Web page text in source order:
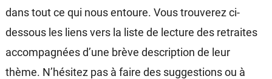
dans tout ce qui nous entoure. Vous trouverez ci-
dessous les liens vers la liste de lecture des retraites
accompagnées d’une brève description de leur
thème. N’hésitez pas à faire des suggestions ou à